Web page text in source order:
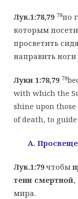
Лук.1:78,79 78по
которым
просветить
направить
Луки 1:78,79 78
with which the
shine upon
of death, to
A.
Лук.1:79чтобы
тени смертной,
мира.